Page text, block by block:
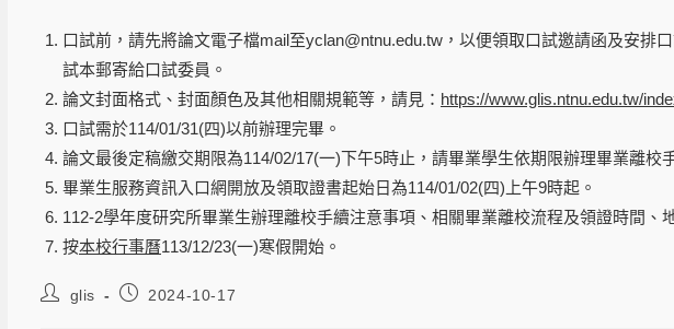
口試前，請先將論文電子檔mail至yclan@ntnu.edu.tw，以便領取口試邀請函及安排
試本郵寄給口試委員。
論文封面格式、封面顏色及其他相關規範等，請見： https://www.glis.ntnu.edu.tw/
口試需於114/01/31(四)以前辦理完畢。
論文最後定稿繳交期限為114/02/17(一)下午5時止，請畢業學生依期限辦理畢業離校
畢業生服務資訊入口網開放及領取證書起始日為114/01/02(四)上午9時起。
112-2學年度研究所畢業生辦理離校手續注意事項、相關畢業離校流程及領證時間、
按本校行事曆113/12/23(一)寒假開始。
glis 2024-10-17